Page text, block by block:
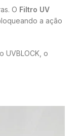
O Filtro UV
a ação
UVBLOCK, o